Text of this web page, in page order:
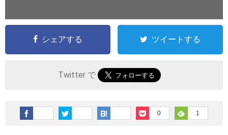
シェアする ツイートする
Twitter で
0 1